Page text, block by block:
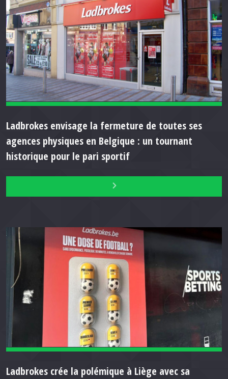
Ladbrokes envisage la fermeture de toutes ses
agences physiques en Belgique : un tournant
historique pour le pari sportif
Ladbrokes crée la polémique à Liège avec sa